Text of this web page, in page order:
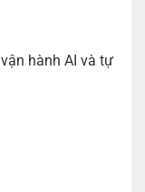
hành AI và tự